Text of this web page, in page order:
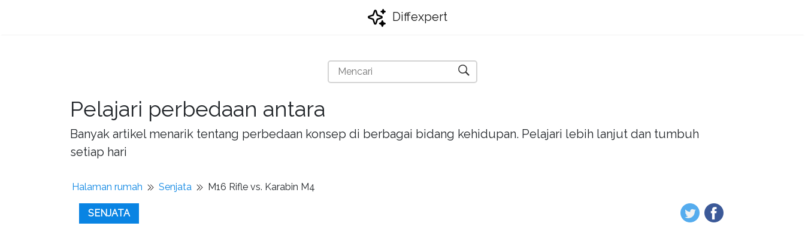
Diffexpert
Pelajari perbedaan antara
Banyak artikel menarik tentang perbedaan konsep di berbagai bidang kehidupan. Pelajari lebih lanjut dan tumbuh
setiap hari
Halaman rumah Senjata M16 Rifle vs. Karabin M4
SENJATA